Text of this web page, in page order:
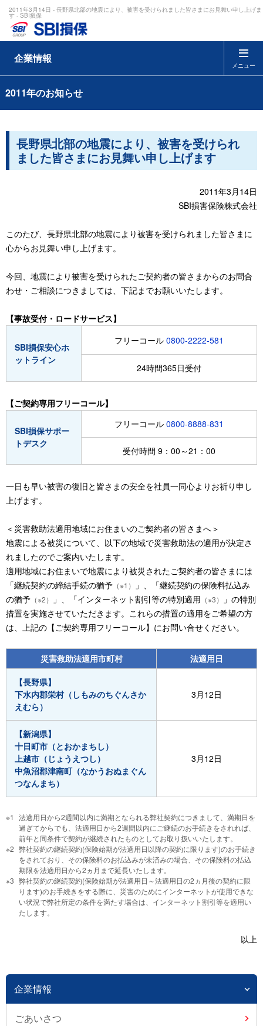
2011年3月14日 - 長野県北部の地震により、被害を受けられました皆さまにお見舞い申し上げま
す - SBI損保
メニュー
企業情報
2011年のお知らせ
長野県北部の地震により、被害を受けられ
ました皆さまにお見舞い申し上げます
2011年3月14日
SBI損害保険株式会社
このたび、長野県北部の地震により被害を受けられました皆さまに
心からお見舞い申し上げます。
今回、地震により被害を受けられたご契約者の皆さまからのお問合
わせ・ご相談につきましては、下記までお願いいたします。
【事故受付・ロードサービス】
SBI損保安心ホ
ットライン
フリーコール 0800-2222-581
24時間365日受付
【ご契約専用フリーコール】
SBI損保サポー
トデスク
フリーコール 0800-8888-831
受付時間 9：00～21：00
一日も早い被害の復旧と皆さまの安全を社員一同心よりお祈り申し
上げます。
＜災害救助法適用地域にお住まいのご契約者の皆さまへ＞
地震による被災について、以下の地域で災害救助法の適用が決定さ
れましたのでご案内いたします。
適用地域にお住まいで地震により被災されたご契約者の皆さまには
「継続契約の締結手続の猶予 （※1）
」、「継続契約の保険料払込み
の猶予 （※2） 」、「インターネット割引等の特別適用 （※3）
」の特別
措置を実施させていただきます。これらの措置の適用をご希望の方
は、上記の【ご契約専用フリーコール】にお問い合せください。
災害救助法適用市町村
法適用日
【長野県】
下水内郡栄村（しもみのちぐんさか
えむら）
3月12日
【新潟県】
十日町市（とおかまちし）
上越市（じょうえつし）
中魚沼郡津南町（なかうおぬまぐん
つなんまち）
3月12日
法適用日から2週間以内に満期となられる弊社契約につきまして、満期日を
過ぎてからでも、法適用日から2週間以内にご継続のお手続きをされれば、
前年と同条件で契約が継続されたものとしてお取り扱いいたします。
弊社契約の継続契約(保険始期が法適用日以降の契約に限ります)のお手続き
をされており、その保険料のお払込みが未済みの場合、その保険料の払込
期限を法適用日から2ヵ月まで延長いたします。
弊社契約の継続契約(保険始期が法適用日～法適用日の2ヵ月後の契約に限
ります)のお手続きをする際に、災害のためにインターネットが使用できな
い状況で弊社所定の条件を満たす場合は、インターネット割引等を適用い
たします。
以上
企業情報
ごあいさつ